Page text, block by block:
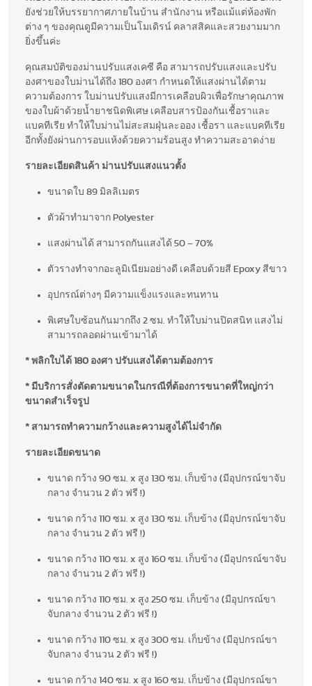
ยังช่วยให้บรรยากาศภายในบ้าน สำนักงาน หรือแม้แต่ห้องพัก
ต่าง ๆ ของคุณดูมีความเป็นโมเดิรน์ คลาสสิคและสวยงามมาก
ยิ่งขึ้นค่ะ
คุณสมบัติของม่านปรับแสงเคซี คือ สามารถปรับแสงและปรับ
องศาของใบม่านได้ถึง 180 องศา กำหนดให้แสงผ่านได้ตาม
ความต้องการ ใบม่านปรับแสงมีการเคลือบผิวเพื่อรักษาคุณภาพ
ของใบผ้าด้วยน้ำยาชนิดพิเศษ เคลือบสารป้องกันเชื้อราและ
แบคทีเรีย ทำให้ใบม่านไม่สะสมฝุ่นละออง เชื้อรา และแบคทีเรีย
อีกทั้งยังผ่านการอบแห้งด้วยความร้อนสูง ทำความสะอาดง่าย
รายละเอียดสินค้า ม่านปรับแสงแนวตั้ง
ขนาดใบ 89 มิลลิเมตร
ตัวผ้าทำมาจาก Polyester
แสงผ่านได้ สามารถกันแสงได้ 50 – 70%
ตัวรางทำจากอะลูมิเนียมอย่างดี เคลือบด้วยสี Epoxy สีขาว
อุปกรณ์ต่างๆ มีความแข็งแรงและทนทาน
พิเศษใบซ้อนกันมากถึง 2 ซม. ทำให้ใบม่านปิดสนิท แสงไม่
สามารถลอดผ่านเข้ามาได้
* พลิกใบได้ 180 องศา ปรับแสงได้ตามต้องการ
* มีบริการสั่งตัดตามขนาดในกรณีที่ต้องการขนาดที่ใหญ่กว่า
ขนาดสำเร็จรูป
* สามารถทำความกว้างและความสูงได้ไม่จำกัด
รายละเอียดขนาด
ขนาด กว้าง 90 ซม. x สูง 130 ซม. เก็บข้าง (มีอุปกรณ์ขาจับ
กลาง จำนวน 2 ตัว ฟรี !)
ขนาด กว้าง 110 ซม. x สูง 130 ซม. เก็บข้าง (มีอุปกรณ์ขาจับ
กลาง จำนวน 2 ตัว ฟรี !)
ขนาด กว้าง 110 ซม. x สูง 160 ซม. เก็บข้าง (มีอุปกรณ์ขาจับ
กลาง จำนวน 2 ตัว ฟรี !)
ขนาด กว้าง 110 ซม. x สูง 250 ซม. เก็บข้าง (มีอุปกรณ์ขา
จับกลาง จำนวน 2 ตัว ฟรี !)
ขนาด กว้าง 110 ซม. x สูง 300 ซม. เก็บข้าง (มีอุปกรณ์ขา
จับกลาง จำนวน 2 ตัว ฟรี !)
ขนาด กว้าง 140 ซม. x สูง 160 ซม. เก็บข้าง (มีอุปกรณ์ขา